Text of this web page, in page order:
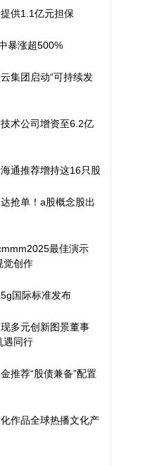
供1.1亿元担保
暴涨超500%
集团启动“可持续发
术公司增资至6.2亿
通推荐增持这16只股
抢单！a股概念股出
最佳演示
觉创作
国际标准发布
多元创新图景董事
遇同行
推荐“股债兼备”配置
作品全球热播文化产